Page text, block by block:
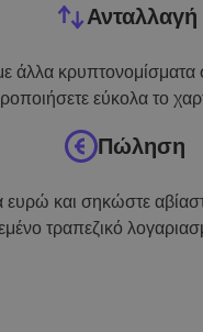
Ανταλλαγή
άλλα
εύκολα το
Πώληση
ευρώ και σηκώστε
τραπεζικό